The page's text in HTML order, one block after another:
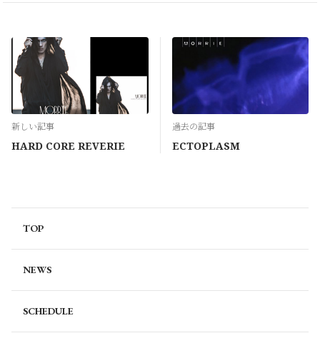
新しい記事
HARD CORE REVERIE
過去の記事
ECTOPLASM
TOP
NEWS
SCHEDULE